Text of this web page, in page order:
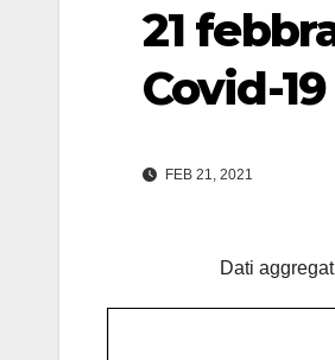
21
Covid-19
FEB 21, 2021
Dati